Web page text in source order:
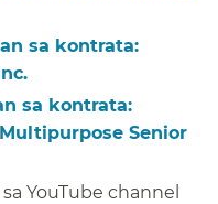
sa kontrata:
sa kontrata:
Senior
YouTube channel